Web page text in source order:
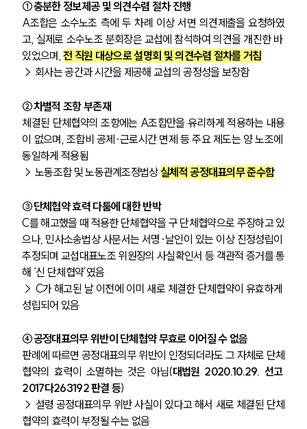
①충분한 정보제공 및 의견수렴 절차 진행
A조합은 소수노조 측에 두 차례 이상 서면 의견제출을 요청하였
고, 실제로 소수노조 분회장은 교섭에 참석하여 의견을 개진한 바
있었으며, 전 직원 대상으로 설명회 및 의견수렴 절차를 거침
→ 회사는 공간과 시간을 제공해 교섭의 공정성을 보장함
②차별적 조항 부존재
체결된 단체협약의 조항에는 A조합만을 유리하게 적용하는 내용
이 없으며, 조합비 공제·근로시간 면제 등 주요 제도는 양 노조에
동일하게 적용됨
→ 노동조합 및 노동관계조정법상 실체적 공정대표의무 준수함
③단체협약 효력 다툼에 대한 반박
C를 해고했을 때 적용한 단체협약을 구 단체협약으로 주장하고 있
으나, 민사소송법상 사문서는 서명·날인이 있는 이상 진정성립이
추정되며 교섭대표노조 위원장의 사실확인서 등 객관적 증거를 통
해 ‘신 단체협약’였음
→ C가 해고된 날 이전에 이미 새로 체결한 단체협약이 유효하게
성립되어 있음
④공정대표의무 위반이 단체협약 무효로 이어질 수 없음
판례에 따르면 공정대표의무 위반이 인정되더라도 그 자체로 단체
협약의 효력이 소멸하는 것은 아님(대법원 2020.10.29. 선고
2017다263192 판결 등)
→ 설령 공정대표의무 위반 사실이 있다고 해서 새로 체결된 단체
협약의 효력이 부정될 수는 없음